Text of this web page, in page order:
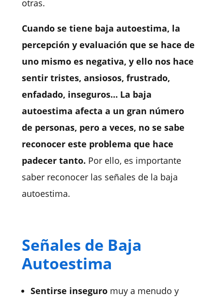
otras.
Cuando se tiene baja autoestima, la
percepción y evaluación que se hace de
uno mismo es negativa, y ello nos hace
sentir tristes, ansiosos, frustrado,
enfadado, inseguros… La baja
autoestima afecta a un gran número
de personas, pero a veces, no se sabe
reconocer este problema que hace
padecer tanto. Por ello, es importante
saber reconocer las señales de la baja
autoestima.
Señales de Baja
Autoestima
Sentirse inseguromuy a menudo y